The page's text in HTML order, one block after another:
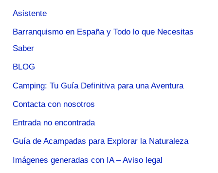
Asistente
Barranquismo en España y Todo lo que Necesitas
Saber
BLOG
Camping: Tu Guía Definitiva para una Aventura
Contacta con nosotros
Entrada no encontrada
Guía de Acampadas para Explorar la Naturaleza
Imágenes generadas con IA – Aviso legal